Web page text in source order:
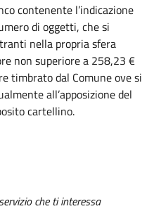
contenente l’indicazione
di oggetti, che si
nella propria sfera
non superiore a 258,23 €
timbrato dal Comune ove si
all’apposizione del
cartellino.
che ti interessa